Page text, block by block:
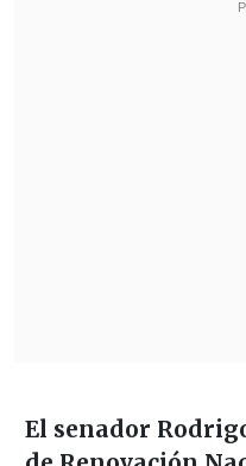
El senador